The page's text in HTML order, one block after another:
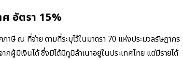
อัตรา 15%
าษี ณ ที่จ่าย ตามที่ระบุไว้ในมาตรา 70 แห่งประมวลรัษฎากร
มีเงินได้ ซึ่งมิได้มีภูมิลำเนาอยู่ในประเทศไทย แต่มีรายได้